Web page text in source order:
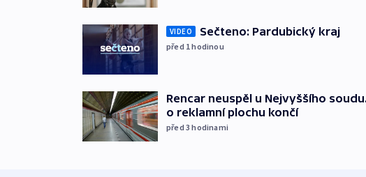
VIDEO Sečteno: Pardubický kraj
před 1hodinou
Rencar neuspěl u Nejvyššího
o reklamní plochu končí
před 3hodinami